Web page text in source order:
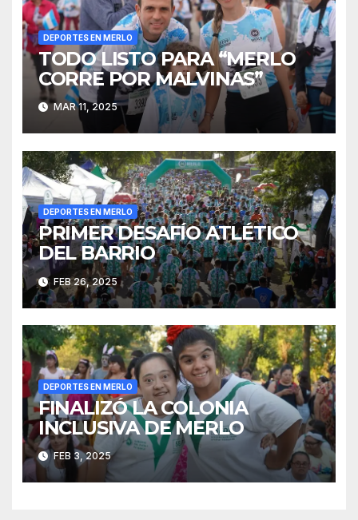
DEPORTES EN MERLO
TODO LISTO PARA “MERLO
CORRE POR MALVINAS”
MAR 11, 2025
DEPORTES EN MERLO
PRIMER DESAFÍO ATLÉTICO
DEL BARRIO
FEB 26, 2025
DEPORTES EN MERLO
FINALIZÓ LA COLONIA
INCLUSIVA DE MERLO
FEB 3, 2025